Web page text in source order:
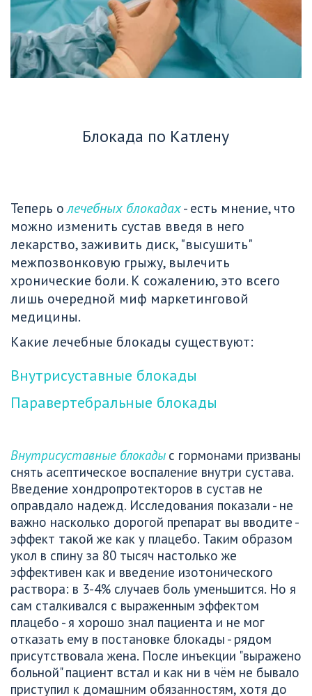
Блокада по Катлену
Теперь о лечебных блокадах - есть мнение, что
можно изменить сустав введя в него
лекарство, заживить диск, "высушить"
межпозвонковую грыжу, вылечить
хронические боли. К сожалению, это всего
лишь очередной миф маркетинговой
медицины.
Какие лечебные блокады существуют:
Внутрисуставные блокады
Паравертебральные блокады
Внутрисуставные блокады с гормонами призваны
снять асептическое воспаление внутри сустава.
Введение хондропротекторов в сустав не
оправдало надежд. Исследования показали - не
важно насколько дорогой препарат вы вводите -
эффект такой же как у плацебо. Таким образом
укол в спину за 80 тысяч настолько же
эффективен как и введение изотонического
раствора: в 3-4% случаев боль уменьшится. Но я
сам сталкивался с выраженным эффектом
плацебо - я хорошо знал пациента и не мог
отказать ему в постановке блокады - рядом
присутствовала жена. После инъекции "выражено
больной" пациент встал и как ни в чём не бывало
приступил к домашним обязанностям, хотя до